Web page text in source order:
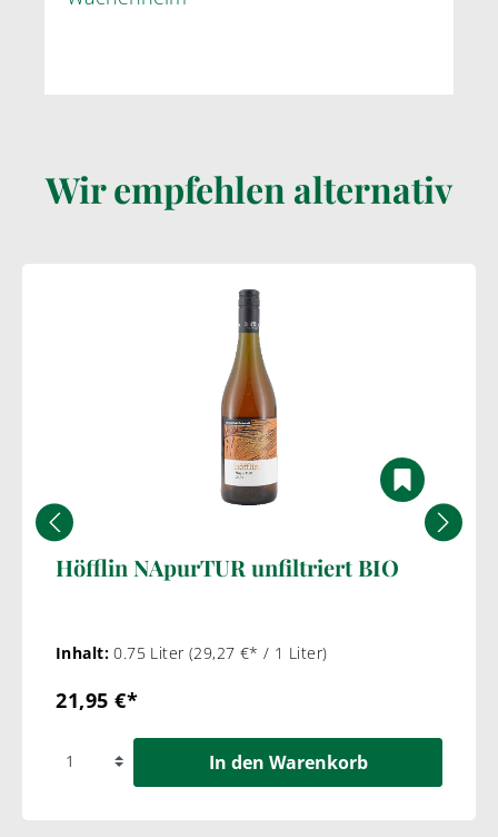
Wir empfehlen alternativ
Höfflin NApurTUR unfiltriert BIO
Inhalt:0.75 Liter (29,27 €* / 1 Liter)
21,95 €*
In den Warenkorb